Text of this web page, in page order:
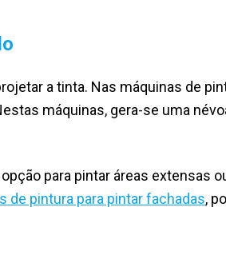
a tinta. Nas máquinas de
máquinas, gera-se uma
para pintar áreas extensas
de pintura para pintar fachadas,